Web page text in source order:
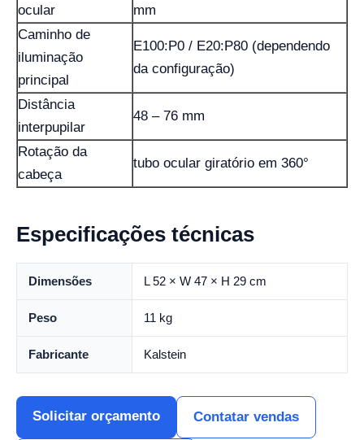
ocular
mm
Caminho de
iluminação
principal
E100:P0 / E20:P80 (dependendo
da configuração)
Distância
interpupilar
48 – 76 mm
Rotação da
cabeça
tubo ocular giratório em 360°
Especificações técnicas
Dimensões L 52 × W 47 × H 29 cm
Peso 11 kg
Fabricante Kalstein
Solicitar orçamento Contatar vendas